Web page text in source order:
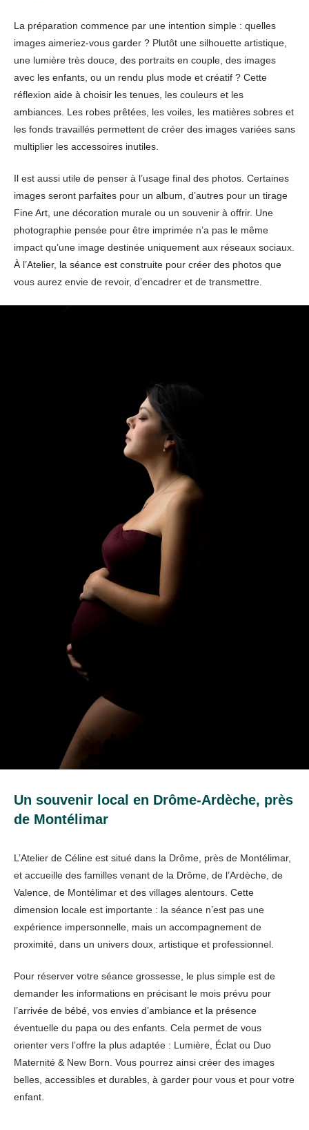
La préparation commence par une intention simple : quelles
images aimeriez-vous garder ? Plutôt une silhouette artistique,
une lumière très douce, des portraits en couple, des images
avec les enfants, ou un rendu plus mode et créatif ? Cette
réflexion aide à choisir les tenues, les couleurs et les
ambiances. Les robes prêtées, les voiles, les matières sobres et
les fonds travaillés permettent de créer des images variées sans
multiplier les accessoires inutiles.
Il est aussi utile de penser à l’usage final des photos. Certaines
images seront parfaites pour un album, d’autres pour un tirage
Fine Art, une décoration murale ou un souvenir à offrir. Une
photographie pensée pour être imprimée n’a pas le même
impact qu’une image destinée uniquement aux réseaux sociaux.
À l’Atelier, la séance est construite pour créer des photos que
vous aurez envie de revoir, d’encadrer et de transmettre.
Un souvenir local en Drôme-Ardèche, près
de Montélimar
L’Atelier de Céline est situé dans la Drôme, près de Montélimar,
et accueille des familles venant de la Drôme, de l’Ardèche, de
Valence, de Montélimar et des villages alentours. Cette
dimension locale est importante : la séance n’est pas une
expérience impersonnelle, mais un accompagnement de
proximité, dans un univers doux, artistique et professionnel.
Pour réserver votre séance grossesse, le plus simple est de
demander les informations en précisant le mois prévu pour
l’arrivée de bébé, vos envies d’ambiance et la présence
éventuelle du papa ou des enfants. Cela permet de vous
orienter vers l’offre la plus adaptée : Lumière, Éclat ou Duo
Maternité & New Born. Vous pourrez ainsi créer des images
belles, accessibles et durables, à garder pour vous et pour votre
enfant.